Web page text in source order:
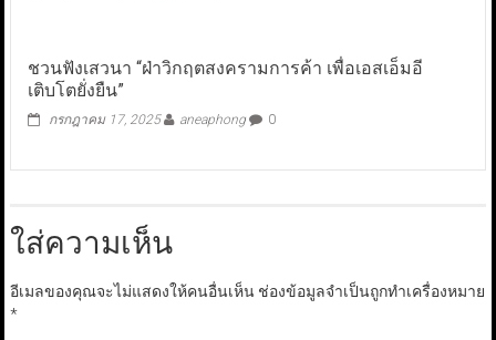
ชวนฟังเสวนา “ฝ่าวิกฤตสงครามการค้า เพื่อเอสเอ็มอี
เติบโตยั่งยืน”
กรกฎาคม 17, 2025 aneaphong 0
ใส่ความเห็น
อีเมลของคุณจะไม่แสดงให้คนอื่นเห็น ช่องข้อมูลจำเป็นถูกทำเครื่องหมาย
*